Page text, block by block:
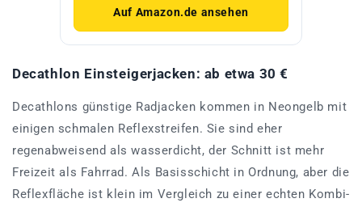
Auf Amazon.de ansehen
Decathlon Einsteigerjacken: ab etwa 30 €
Decathlons günstige Radjacken kommen in Neongelb mit
einigen schmalen Reflexstreifen. Sie sind eher
regenabweisend als wasserdicht, der Schnitt ist mehr
Freizeit als Fahrrad. Als Basisschicht in Ordnung, aber die
Reflexfläche ist klein im Vergleich zu einer echten Kombi-